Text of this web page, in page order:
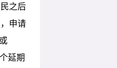
之后
申请
延期